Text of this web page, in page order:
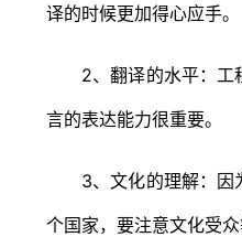
译的时候更加得心应手。
2、翻译的水平：工
言的表达能力很重要。
3、文化的理解：因
个国家，要注意文化受众